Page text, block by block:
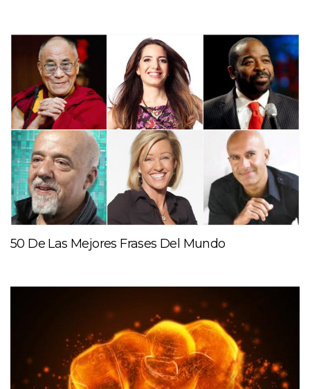
50 De Las Mejores Frases Del Mundo